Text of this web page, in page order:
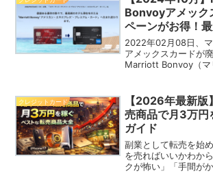
ます。クレジットカ
Bonvoyアメック
ペーンがお得！
ントが貰える
2022年02月08日、
アメックスカードが
Marriott Bonvoy（マ
Marriott Bonvoy®
クレジットカード
【2026年最新
売商品で月3万円
ガイド
副業として転売を始
を売ればいいかわか
クが怖い」「手間が